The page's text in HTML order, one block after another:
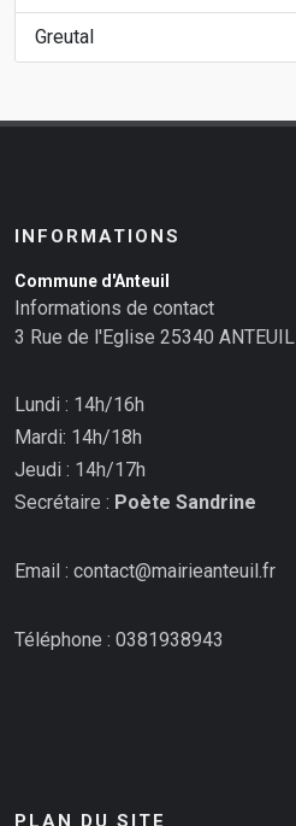
Greutal
INFORMATIONS
Commune d'Anteuil
Informations de contact
3 Rue de l'Eglise 25340 ANTEUIL
Lundi : 14h/16h
Mardi: 14h/18h
Jeudi : 14h/17h
Secrétaire : Poète Sandrine
Email : contact@mairieanteuil.fr
Téléphone : 0381938943
PLAN DU SITE